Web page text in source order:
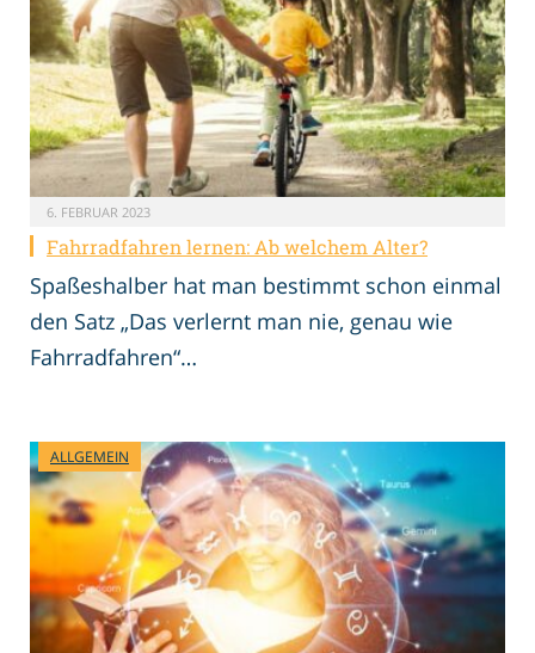
6. FEBRUAR 2023
Fahrradfahren lernen: Ab welchem Alter?
Spaßeshalber hat man bestimmt schon einmal
den Satz „Das verlernt man nie, genau wie
Fahrradfahren“…
ALLGEMEIN